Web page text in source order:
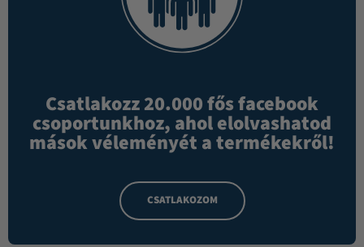
Csatlakozz 20.000 fős facebook
csoportunkhoz, ahol elolvashatod
mások véleményét a termékekről!
CSATLAKOZOM